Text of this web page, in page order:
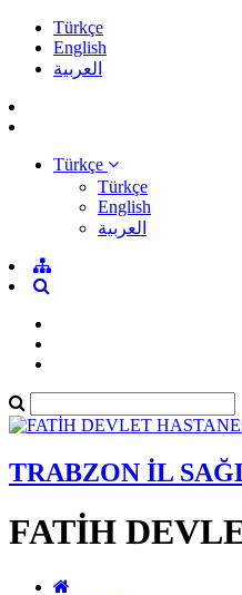
Türkçe
English
العربية
Türkçe
Türkçe
English
العربية
TRABZON İL
FATİH